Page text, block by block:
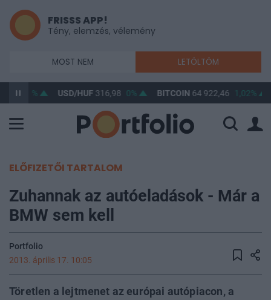
FRISSS APP!
Tény, elemzés, vélemény
MOST NEM LETÖLTÖM
0% USD/HUF316,98 0% BITCOIN64 922,46 1,02%
ELŐFIZETŐI TARTALOM
Zuhannak az autóeladások - Már a
BMW sem kell
Portfolio
2013. április 17. 10:05
Töretlen a lejtmenet az európai autópiacon, a